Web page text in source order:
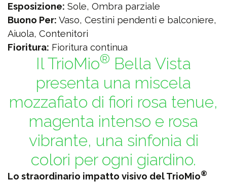
Esposizione: Sole, Ombra parziale
Buono Per: Vaso, Cestini pendenti e balconiere,
Aiuola, Contenitori
Fioritura: Fioritura continua
Il TrioMio® Bella Vista
presenta una miscela
mozzafiato di fiori rosa tenue,
magenta intenso e rosa
vibrante, una sinfonia di
colori per ogni giardino.
Lo straordinario impatto visivo del TrioMio®